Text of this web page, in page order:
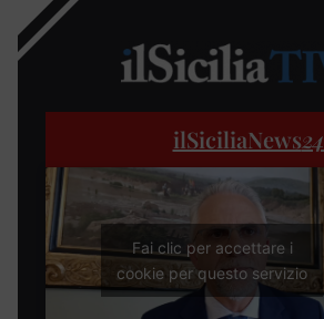
ilSiciliaNews24
Fai clic per accettare i
cookie per questo servizio